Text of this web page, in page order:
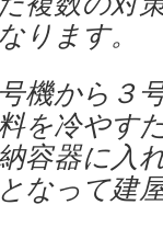
ります。
機から３
を冷やす
容器に入
なって建